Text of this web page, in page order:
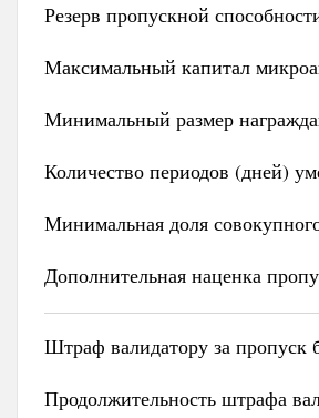
Резерв пропускной
Максимальный капитал
Минимальный размер
Количество периодов (дней)
Минимальная доля
Дополнительная наценка
Штраф валидатору за пропуск
Продолжительность штрафа